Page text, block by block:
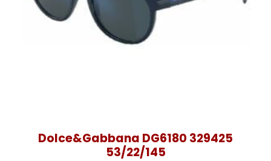
Dolce&Gabbana DG6180 329425
53/22/145